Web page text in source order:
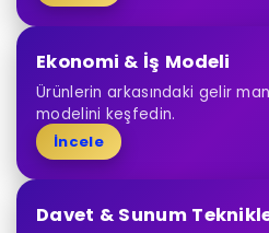
Ekonomi & İş Modeli
Ürünlerin arkasındaki gelir
modelini keşfedin.
İncele
Davet & Sunum